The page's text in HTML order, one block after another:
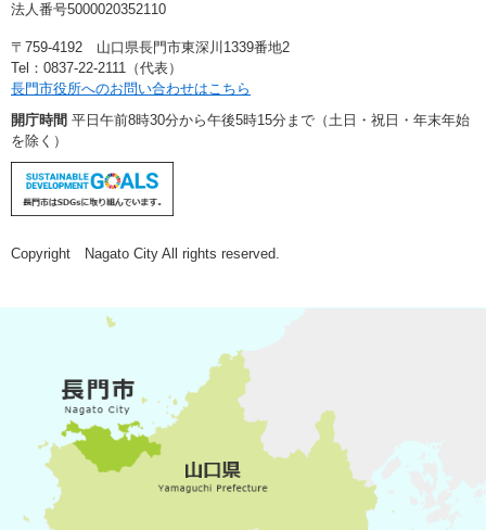
法人番号5000020352110
〒759-4192 山口県長門市東深川1339番地2
Tel：0837-22-2111（代表）
長門市役所へのお問い合わせはこちら
開庁時間 平日午前8時30分から午後5時15分まで（土日・祝日・年末年始
を除く）
Copyright Nagato City All rights reserved.